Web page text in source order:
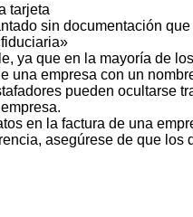
tarjeta
sin documentación
ya que en la mayoría de
una empresa con un
pueden ocultarse
en la factura de una
asegúrese de que